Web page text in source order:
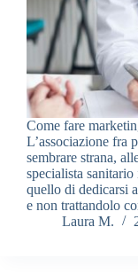
Come fare
L’associazione fra
sembrare strana,
specialista
quello di dedicarsi
e non trattandolo
Laura M.